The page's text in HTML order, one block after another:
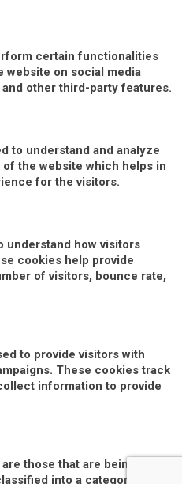
certain functionalities
website on social media
other third-party features.
to understand and analyze
the website which helps in
for the visitors.
understand how visitors
cookies help provide
of visitors, bounce rate,
to provide visitors with
These cookies track
information to provide
those that are being
into a category as yet.